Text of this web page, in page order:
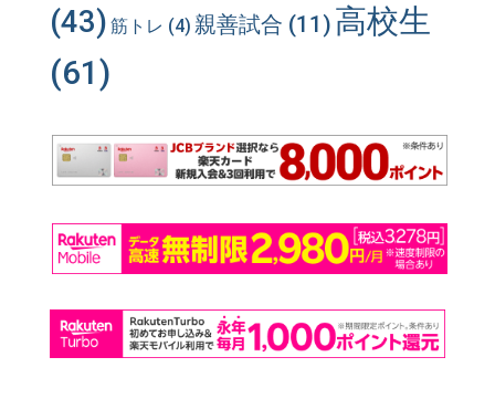
(43) 筋トレ (4) 親善試合 (11) 高校生
(61)